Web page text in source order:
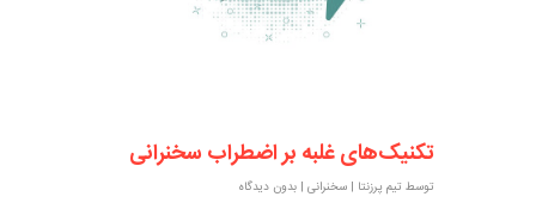
تکنیک‌های غلبه بر اضطراب سخنرانی
توسط تیم پرزنتا |سخنرانی |بدون دیدگاه